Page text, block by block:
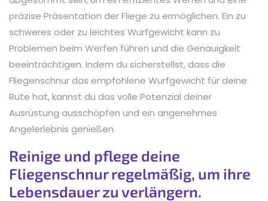
präzise Präsentation der Fliege zu ermöglichen. Ein zu
schweres oder zu leichtes Wurfgewicht kann zu
Problemen beim Werfen führen und die Genauigkeit
beeinträchtigen. Indem du sicherstellst, dass die
Fliegenschnur das empfohlene Wurfgewicht für deine
Rute hat, kannst du das volle Potenzial deiner
Ausrüstung ausschöpfen und ein angenehmes
Angelerlebnis genießen.
Reinige und pflege deine
Fliegenschnur regelmäßig, um ihre
Lebensdauer zu verlängern.